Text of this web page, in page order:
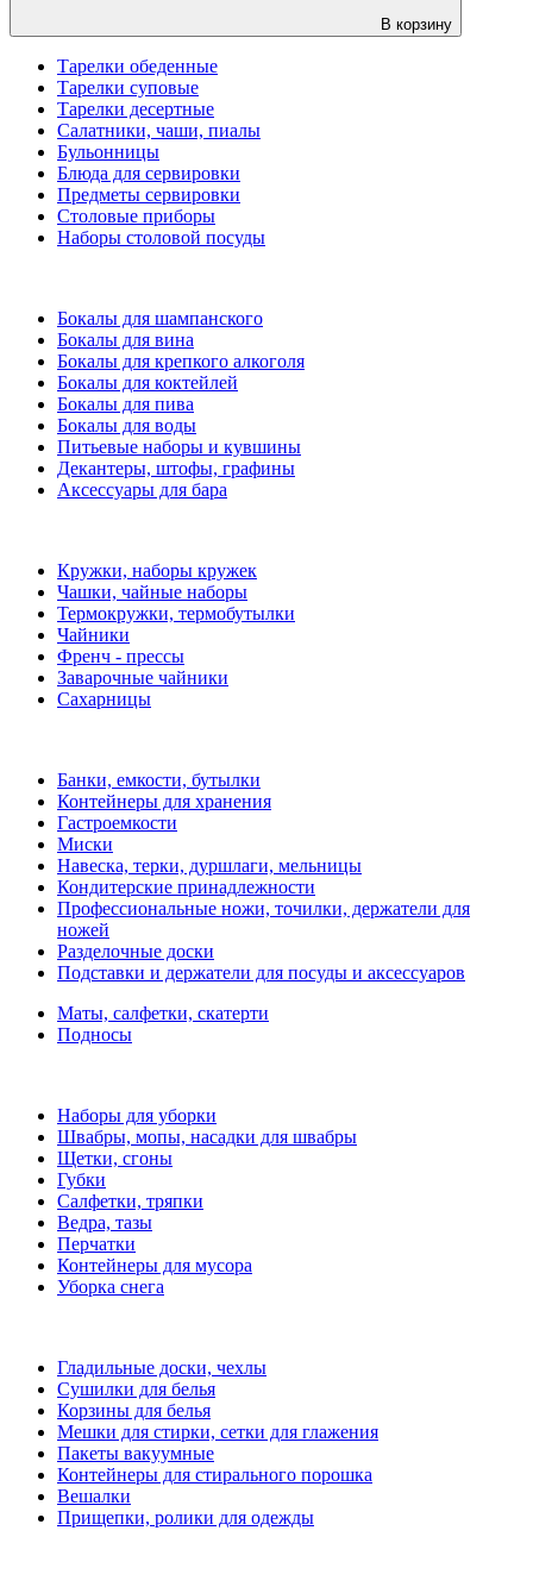
В корзину
Тарелки обеденные
Тарелки суповые
Тарелки десертные
Салатники, чаши, пиалы
Бульонницы
Блюда для сервировки
Предметы сервировки
Столовые приборы
Наборы столовой посуды
Бокалы для шампанского
Бокалы для вина
Бокалы для крепкого алкоголя
Бокалы для коктейлей
Бокалы для пива
Бокалы для воды
Питьевые наборы и кувшины
Декантеры, штофы, графины
Аксессуары для бара
Кружки, наборы кружек
Чашки, чайные наборы
Термокружки, термобутылки
Чайники
Френч - прессы
Заварочные чайники
Сахарницы
Банки, емкости, бутылки
Контейнеры для хранения
Гастроемкости
Миски
Навеска, терки, дуршлаги, мельницы
Кондитерские принадлежности
Профессиональные ножи, точилки, держатели для
ножей
Разделочные доски
Подставки и держатели для посуды и аксессуаров
Маты, салфетки, скатерти
Подносы
Наборы для уборки
Швабры, мопы, насадки для швабры
Щетки, сгоны
Губки
Салфетки, тряпки
Ведра, тазы
Перчатки
Контейнеры для мусора
Уборка снега
Гладильные доски, чехлы
Сушилки для белья
Корзины для белья
Мешки для стирки, сетки для глажения
Пакеты вакуумные
Контейнеры для стирального порошка
Вешалки
Прищепки, ролики для одежды